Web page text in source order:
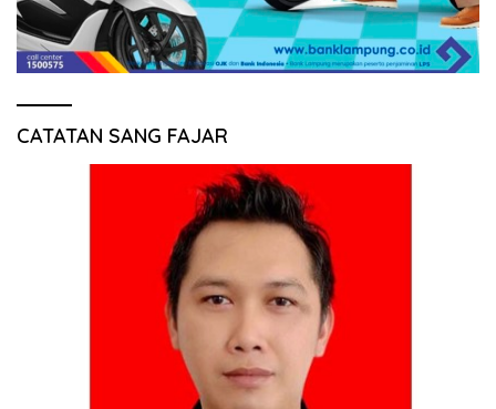
CATATAN SANG FAJAR